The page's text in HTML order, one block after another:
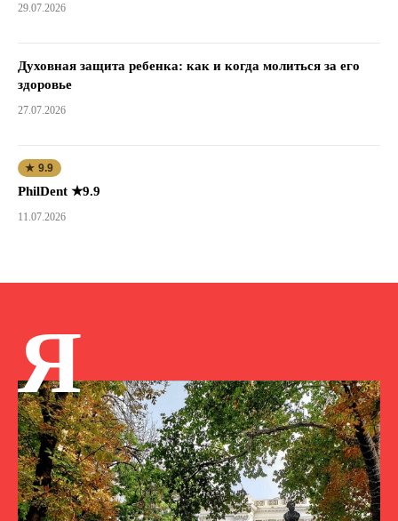
29.07.2026
Духовная защита ребенка: как и когда молиться за его
здоровье
27.07.2026
★ 9.9
PhilDent ★9.9
11.07.2026
Я